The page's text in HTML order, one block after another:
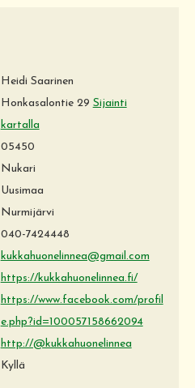
Heidi Saarinen
Honkasalontie 29 Sijainti
kartalla
05450
Nukari
Uusimaa
Nurmijärvi
040-7424448
kukkahuonelinnea@gmail.com
https://kukkahuonelinnea.fi/
https://www.facebook.com/profil
e.php?id=100057158662094
http://@kukkahuonelinnea
Kyllä